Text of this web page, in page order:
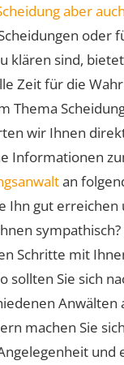
aber
oder
klären sind,
Zeit für die
Thema
wir Ihnen
Informationen
an
Ihn gut
Schritte mit
sollten Sie sich
machen Sie